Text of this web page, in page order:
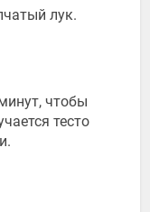
лук.
чтобы
тесто